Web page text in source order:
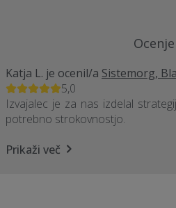
Katja L. je ocenil/a Sistemorg,
5,0
Izvajalec je za nas izdelal
potrebno strokovnostjo.
Prikaži več